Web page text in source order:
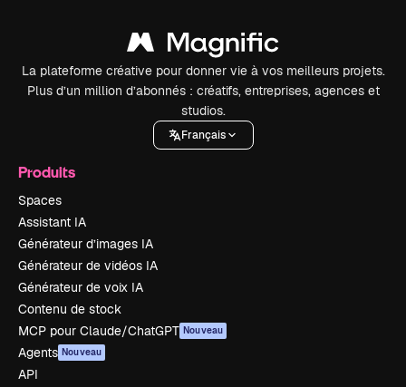
La plateforme créative pour donner vie à vos meilleurs projets.
Plus d’un million d’abonnés : créatifs, entreprises, agences et
studios.
Français
Produits
Spaces
Assistant IA
Générateur d’images IA
Générateur de vidéos IA
Générateur de voix IA
Contenu de stock
MCP pour Claude/ChatGPT Nouveau
Agents Nouveau
API